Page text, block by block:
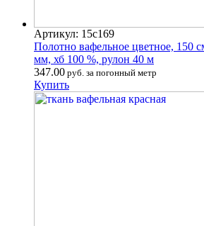
Артикул: 15с169
Полотно вафельное цветное, 150
мм, хб 100 %, рулон 40 м
347.00 руб. за погонный метр
Купить